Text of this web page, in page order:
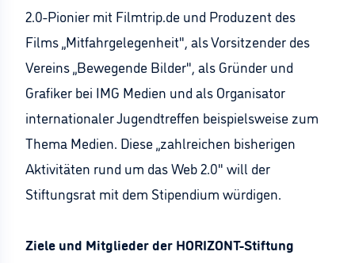
2.0-Pionier mit Filmtrip.de und Produzent des
Films „Mitfahrgelegenheit", als Vorsitzender des
Vereins „Bewegende Bilder", als Gründer und
Grafiker bei IMG Medien und als Organisator
internationaler Jugendtreffen beispielsweise zum
Thema Medien. Diese „zahlreichen bisherigen
Aktivitäten rund um das Web 2.0" will der
Stiftungsrat mit dem Stipendium würdigen.
Ziele und Mitglieder der HORIZONT-Stiftung